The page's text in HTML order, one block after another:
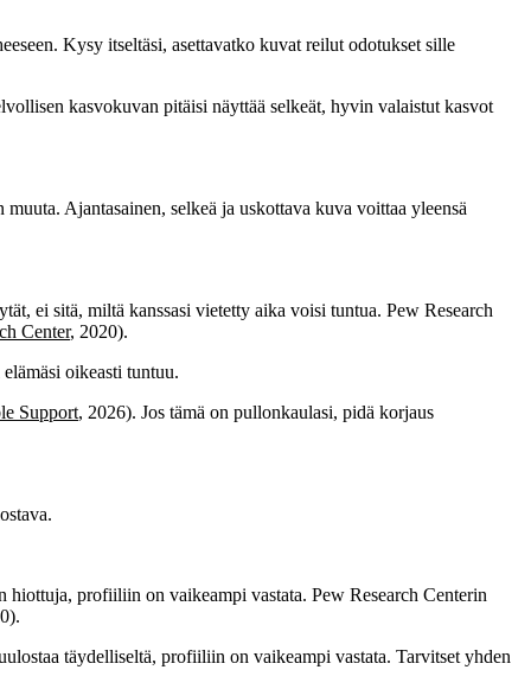
Kysy itseltäsi, asettavatko kuvat reilut odotukset sille
kasvokuvan pitäisi näyttää selkeät, hyvin valaistut kasvot
Ajantasainen, selkeä ja uskottava kuva voittaa yleensä
ei sitä, miltä kanssasi vietetty aika voisi tuntua. Pew Research
Center, 2020).
oikeasti tuntuu.
Support, 2026). Jos tämä on pullonkaulasi, pidä korjaus
profiiliin on vaikeampi vastata. Pew Research Centerin
täydelliseltä, profiiliin on vaikeampi vastata. Tarvitset yhden